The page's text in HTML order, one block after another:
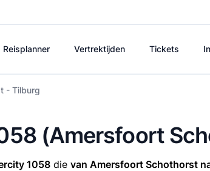
Reisplanner Vertrektijden Tickets
- Tilburg
(Amersfoort
1058 die van Amersfoort Schothorst